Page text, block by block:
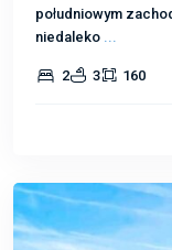
południowym
niedaleko ...
2 3 160
Santa